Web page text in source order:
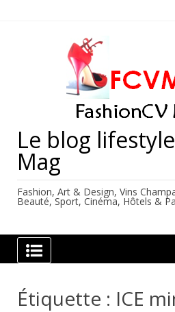
Le blog
Mag
Fashion, Art & Design, Vins
Beauté, Sport, Cinéma, Hôtels &
Étiquette : ICE